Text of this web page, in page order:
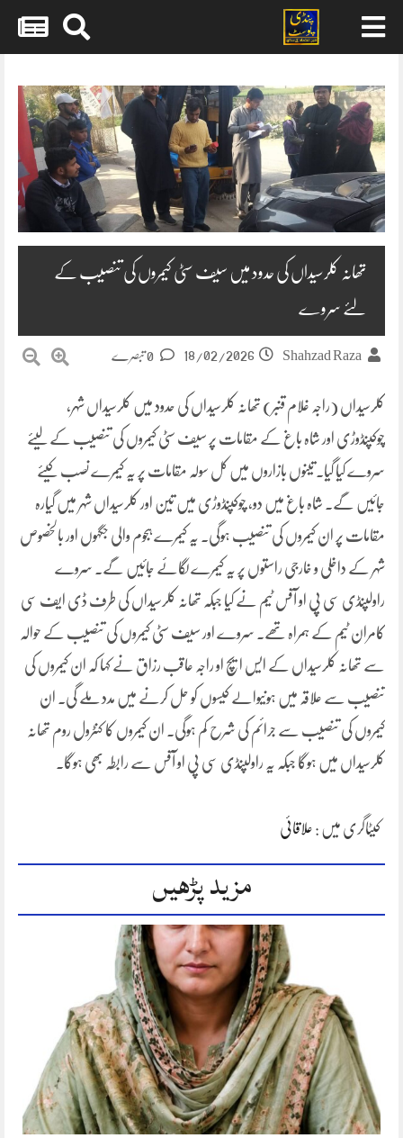
content
تھانہ کلرسیداں کی حدود میں سیف سٹی کیمروں کی تنصیب کے
لئے سروے
Shahzad Raza
18/02/2026
کلرسیداں (راجہ غلام قنبر) تھانہ کلرسیداں کی حدود میں کلرسیداں شہر،
چوکپنڈوڑی اور شاہ باغ کے مقامات پر سیف سٹی کیمروں کی تنصیب کے لیئے
سروے کیا گیا۔ تینوں بازاروں میں کل سولہ مقامات پر یہ کیمرے نصب کیئے
جائیں گے۔ شاہ باغ میں دو، چوکپنڈوڑی میں تین اور کلرسیداں شہر میں گیارہ
مقامات پر ان کیمروں کی تنصیب ہوگی۔ یہ کیمرے ہجوم والی جگہوں اور بالخصوص
شہر کے داخلی و خارجی راستوں پر یہ کیمرے لگائے جائیں گے۔ سروے
راولپنڈی سی پی او آفس ٹیم نے کیا جبکہ تھانہ کلرسیداں کی طرف ڈی ایف سی
کامران ٹیم کے ہمراہ تھے۔ سروے اور سیف سٹی کیمروں کی تنصیب کے حوالہ
سے تھانہ کلرسیداں کے ایس ایچ او راجہ عاقب رزاق نے کہا کہ ان کیمروں کی
تنصیب سے علاقہ میں ہونیوالے کیسوں کو حل کرنے میں مدد ملے گی۔ ان
کیمروں کی تنصیب سے جرائم کی شرح کم ہوگی۔ ان کیمروں کا کنٹرول روم تھانہ
کلرسیداں میں ہوگا جبکہ یہ راولپنڈی سی پی او آفس سے رابطہ بھی ہوگا۔
کیٹاگری میں : علاقائی
مزید پڑھیں